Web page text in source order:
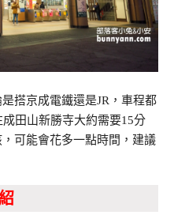
搭京成電鐵還是JR，車程都
田山新勝寺大約需要15分
可能會花多一點時間，建議